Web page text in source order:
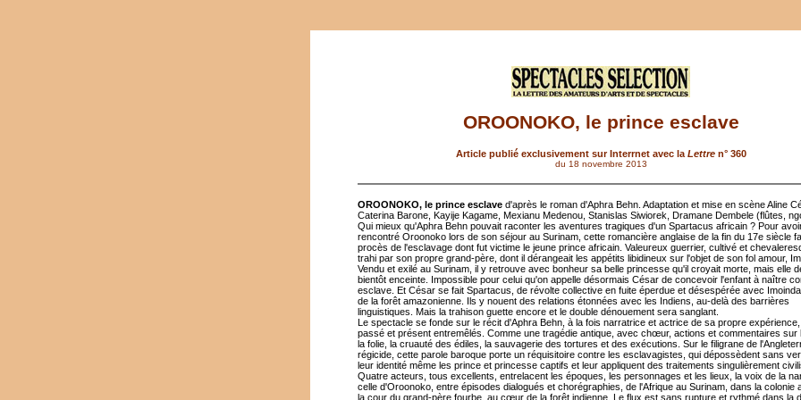
OROONOKO, le prince esclave
Article publié exclusivement sur Interrnet avec la Lettren° 360
du 18 novembre 2013
OROONOKO, le prince esclave d'après le roman d'Aphra Behn. Adaptation et mise en scène Aline
Caterina Barone, Kayije Kagame, Mexianu Medenou, Stanislas Siwiorek, Dramane Dembele (flûtes,
Qui mieux qu'Aphra Behn pouvait raconter les aventures tragiques d'un Spartacus africain ? Pour
rencontré Oroonoko lors de son séjour au Surinam, cette romancière anglaise de la fin du 17e siècle
procès de l'esclavage dont fut victime le jeune prince africain. Valeureux guerrier, cultivé et
trahi par son propre grand-père, dont il dérangeait les appétits libidineux sur l'objet de son fol amour,
Vendu et exilé au Surinam, il y retrouve avec bonheur sa belle princesse qu'il croyait morte, mais elle
bientôt enceinte. Impossible pour celui qu'on appelle désormais César de concevoir l'enfant à naître
esclave. Et César se fait Spartacus, de révolte collective en fuite éperdue et désespérée avec
de la forêt amazonienne. Ils y nouent des relations étonnées avec les Indiens, au-delà des barrières
linguistiques. Mais la trahison guette encore et le double dénouement sera sanglant.
Le spectacle se fonde sur le récit d'Aphra Behn, à la fois narratrice et actrice de sa propre
passé et présent entremêlés. Comme une tragédie antique, avec chœur, actions et commentaires sur
la folie, la cruauté des édiles, la sauvagerie des tortures et des exécutions. Sur le filigrane de
régicide, cette parole baroque porte un réquisitoire contre les esclavagistes, qui dépossèdent sans
leur identité même les prince et princesse captifs et leur appliquent des traitements singulièrement
Quatre acteurs, tous excellents, entrelacent les époques, les personnages et les lieux, la voix de la
celle d'Oroonoko, entre épisodes dialogués et chorégraphies, de l'Afrique au Surinam, dans la colonie
la cour du grand-père fourbe, au cœur de la forêt indienne. Le flux est sans rupture et rythmé dans la